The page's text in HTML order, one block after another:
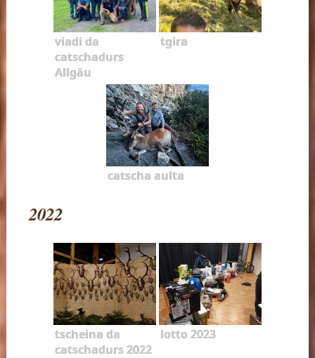
viadi da
catschadurs
Allgäu
tgira
catscha aulta
2022
tscheina da
catschadurs 2022
lotto 2023